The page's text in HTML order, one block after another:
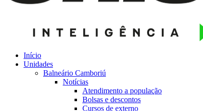
Início
Unidades
Balneário Camboriú
Notícias
Atendimento a população
Bolsas e descontos
Cursos de externo